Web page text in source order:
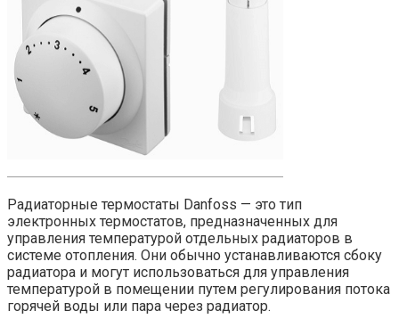
Радиаторные термостаты Danfoss — это тип
электронных термостатов, предназначенных для
управления температурой отдельных радиаторов в
системе отопления. Они обычно устанавливаются сбоку
радиатора и могут использоваться для управления
температурой в помещении путем регулирования потока
горячей воды или пара через радиатор.